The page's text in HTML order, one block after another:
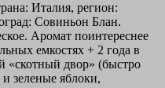
Италия, регион:
Совиньон Блан.
Аромат поинтереснее
емкостях + 2 года в
«скотный двор» (быстро
зеленые яблоки,